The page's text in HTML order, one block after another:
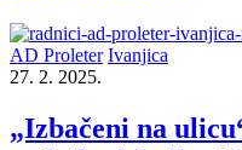
AD Proleter Ivanjica
27. 2. 2025.
„Izbačeni na